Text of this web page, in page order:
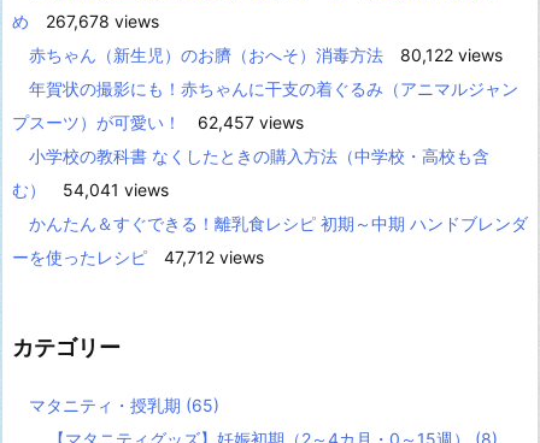
め
267,678 views
赤ちゃん（新生児）のお臍（おへそ）消毒方法
80,122 views
年賀状の撮影にも！赤ちゃんに干支の着ぐるみ（アニマルジャン
プスーツ）が可愛い！
62,457 views
小学校の教科書 なくしたときの購入方法（中学校・高校も含
む）
54,041 views
かんたん＆すぐできる！離乳食レシピ 初期～中期 ハンドブレンダ
ーを使ったレシピ
47,712 views
カテゴリー
マタニティ・授乳期 (65)
【マタニティグッズ】妊娠初期（2～4カ月・0～15週） (8)